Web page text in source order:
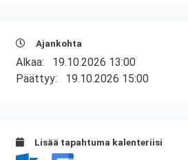
Ajankohta
Alkaa: 19.10.2026 13:00
Päättyy: 19.10.2026 15:00
Lisää tapahtuma kalenteriisi